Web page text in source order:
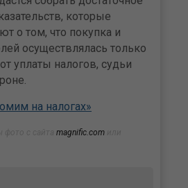
которые
о том, что покупка и
осуществлялась только
упла­ты налогов, судьи
на налогах»
magnific.com